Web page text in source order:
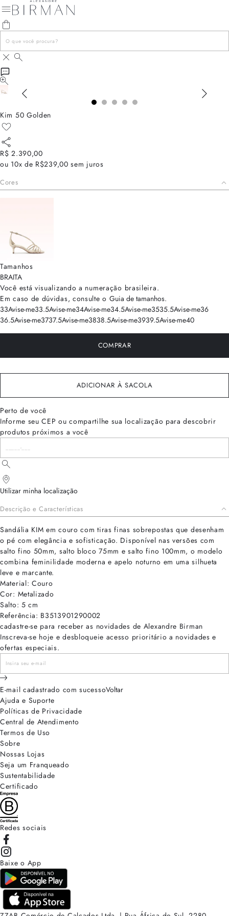
Kim 50 Golden
R$ 2.390,00
ou 10x de R$239,00 sem juros
Cores
Tamanhos
BRAITA
Você está visualizando a numeração brasileira.
Em caso de dúvidas, consulte o Guia de tamanhos.
33Avise-me33.5Avise-me34Avise-me34.5Avise-me3535.5Avise-me36
36.5Avise-me3737.5Avise-me3838.5Avise-me3939.5Avise-me40
COMPRAR
ADICIONAR À SACOLA
Perto de você
Informe seu CEP ou compartilhe sua localização para descobrir
produtos próximos a você
Utilizar minha localização
Descrição e Características
Sandália KIM em couro com tiras finas sobrepostas que desenham
o pé com elegância e sofisticação. Disponível nas versões com
salto fino 50mm, salto bloco 75mm e salto fino 100mm, o modelo
combina feminilidade moderna e apelo noturno em uma silhueta
leve e marcante.
Material: Couro
Cor: Metalizado
Salto: 5 cm
Referência: B3513901290002
cadastre-se para receber as novidades de Alexandre Birman
Inscreva-se hoje e desbloqueie acesso prioritário a novidades e
ofertas especiais.
E-mail cadastrado com sucessoVoltar
Ajuda e Suporte
Políticas de Privacidade
Central de Atendimento
Termos de Uso
Sobre
Nossas Lojas
Seja um Franqueado
Sustentabilidade
Certificado
Redes sociais
Baixe o App